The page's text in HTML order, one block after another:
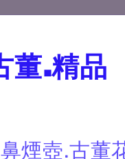
董.精品
煙壺.古董